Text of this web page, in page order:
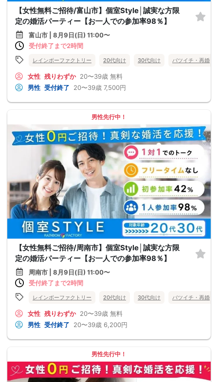
【女性無料ご招待/富山市】個室Style│誠実な方限
定の婚活パーティー【お一人での参加率98％】
富山市 | 8月9日(日) 11:00〜
受付終了まで2時間
レインボーファクトリー 20代向け 30代向け バツイチ・再婚
女性 残りわずか 20〜39歳 無料
男性 受付終了 20〜39歳 7,500円
男性先行中！
【女性無料ご招待/周南市】個室Style│誠実な方限
定の婚活パーティー【お一人での参加率98％】
周南市 | 8月9日(日) 11:00〜
受付終了まで2時間
レインボーファクトリー 20代向け 30代向け バツイチ・再婚
女性 残りわずか 20〜39歳 無料
男性 受付終了 20〜39歳 6,200円
男性先行中！